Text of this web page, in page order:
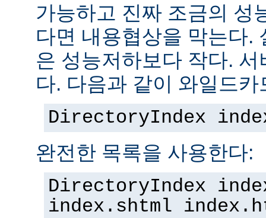
가능하고 진짜 조금의 성
다면 내용협상을 막는다.
은 성능저하보다 작다.
다. 다음과 같이 와일드
DirectoryIndex
완전한 목록을 사용한다:
DirectoryIndex
index.shtml